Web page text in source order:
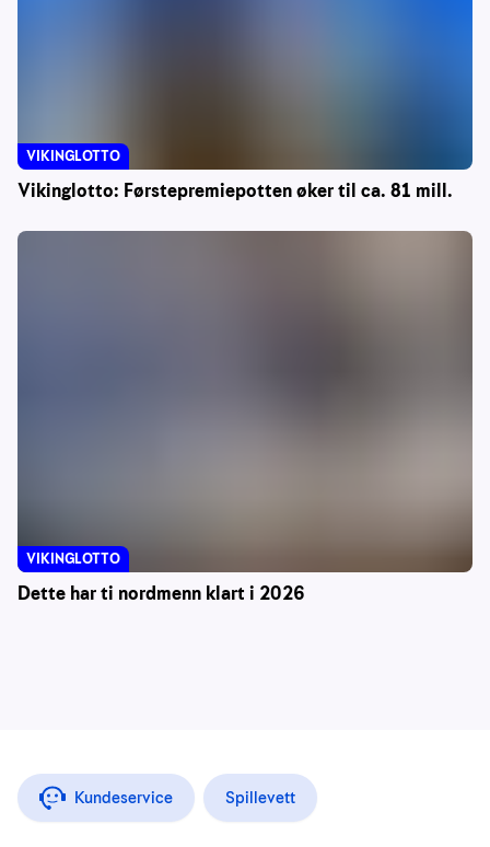
Vikinglotto: Førstepremiepotten øker til ca. 81 mill.
VIKINGLOTTO
Dette har ti nordmenn klart i 2026
VIKINGLOTTO
Kundeservice Spillevett